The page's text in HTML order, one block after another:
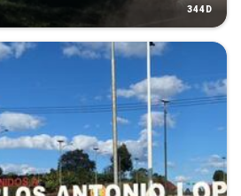
344D